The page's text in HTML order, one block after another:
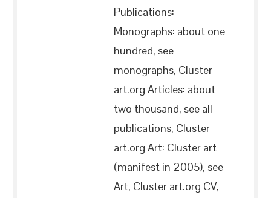
Publications:
Monographs: about one
hundred, see
monographs, Cluster
art.org Articles: about
two thousand, see all
publications, Cluster
art.org Art: Cluster art
(manifest in 2005), see
Art, Cluster art.org CV,